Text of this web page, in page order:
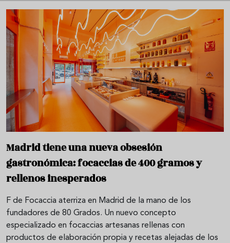
Madrid tiene una nueva obsesión
gastronómica: focaccias de 400 gramos y
rellenos inesperados
F de Focaccia aterriza en Madrid de la mano de los
fundadores de 80 Grados. Un nuevo concepto
especializado en focaccias artesanas rellenas con
productos de elaboración propia y recetas alejadas de los